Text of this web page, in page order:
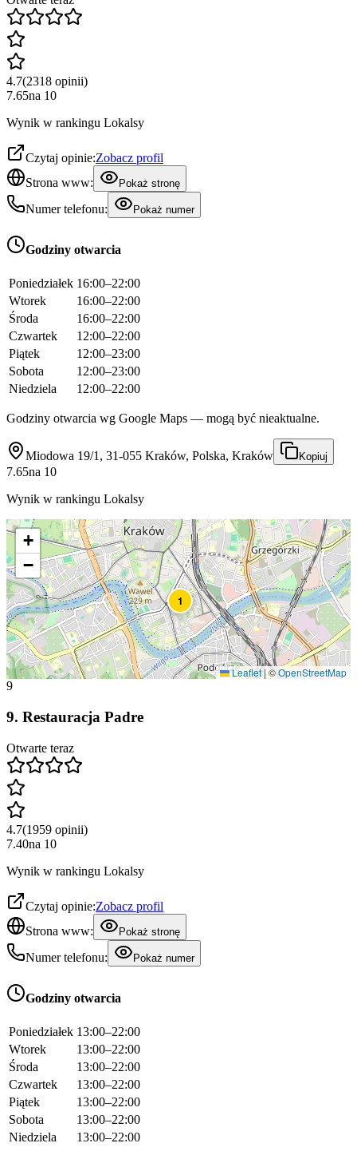
4.7(2318 opinii)
7.65na 10
Wynik w rankingu Lokalsy
Czytaj opinie:Zobacz profil
Strona www:
Pokaż stronę
Numer telefonu: Pokaż numer
Godziny otwarcia
Poniedziałek 16:00–22:00
Wtorek
16:00–22:00
Środa
16:00–22:00
Czwartek
12:00–22:00
Piątek
12:00–23:00
Sobota
12:00–23:00
Niedziela
12:00–22:00
Godziny otwarcia wg Google Maps — mogą być nieaktualne.
Miodowa 19/1, 31-055 Kraków, Polska, Kraków Kopiuj
7.65na 10
Wynik w rankingu Lokalsy
1
+
−
Leaflet|©OpenStreetMap
9
9. Restauracja Padre
Otwarte teraz
4.7(1959 opinii)
7.40na 10
Wynik w rankingu Lokalsy
Czytaj opinie:Zobacz profil
Strona www:
Pokaż stronę
Numer telefonu: Pokaż numer
Godziny otwarcia
Poniedziałek 13:00–22:00
Wtorek
13:00–22:00
Środa
13:00–22:00
Czwartek
13:00–22:00
Piątek
13:00–22:00
Sobota
13:00–22:00
Niedziela
13:00–22:00